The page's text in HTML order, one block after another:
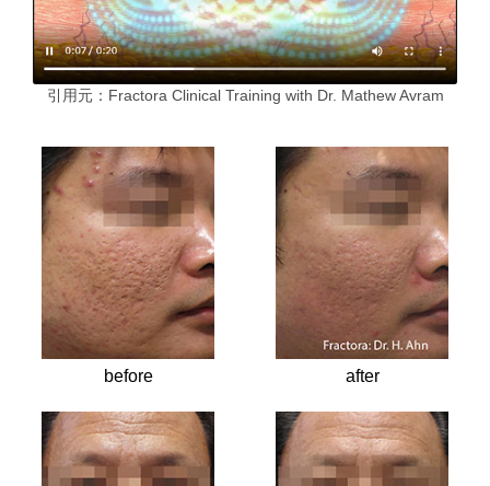
引用元：Fractora Clinical Training with Dr. Mathew Avram
before after